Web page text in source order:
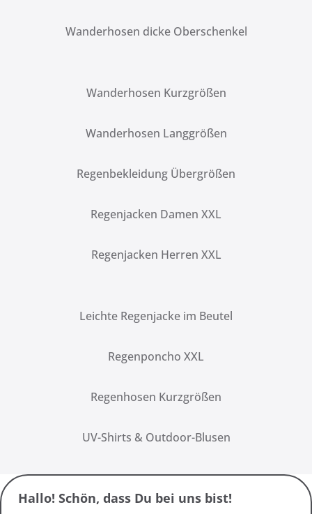
Wanderhosen dicke Oberschenkel
Wanderhosen Kurzgrößen
Wanderhosen Langgrößen
Regenbekleidung Übergrößen
Regenjacken Damen XXL
Regenjacken Herren XXL
Leichte Regenjacke im Beutel
Regenponcho XXL
Regenhosen Kurzgrößen
UV-Shirts & Outdoor-Blusen
Hallo! Schön, dass Du bei uns bist!